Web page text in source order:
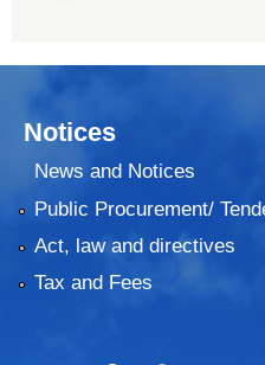
Notices
News and Notices
Public Procurement/
Act, law and directives
Tax and Fees